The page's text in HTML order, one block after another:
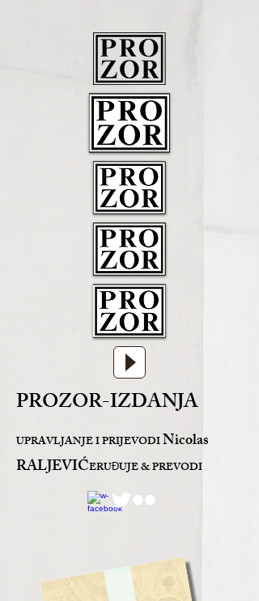
PROZOR-IZDANJA
UPRAVLJANJE I PRIJEVODINicolas
RALJEVIĆERUĐUJE & PREVODI